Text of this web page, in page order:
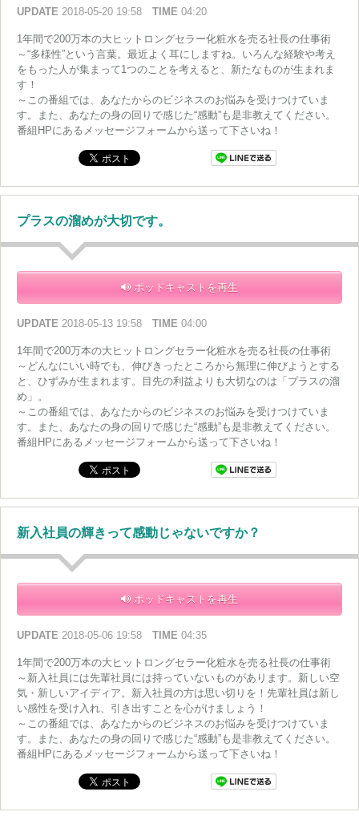
UPDATE 2018-05-20 19:58 TIME 04:20
1年間で200万本の大ヒットロングセラー化粧水を売る社長の仕事術
～“多様性”という言葉。最近よく耳にしますね。いろんな経験や考え
をもった人が集まって1つのことを考えると、新たなものが生まれま
す！
～この番組では、あなたからのビジネスのお悩みを受けつけていま
す。また、あなたの身の回りで感じた“感動”も是非教えてください。
番組HPにあるメッセージフォームから送って下さいね！
プラスの溜めが大切です。
ポッドキャストを再生
UPDATE 2018-05-13 19:58 TIME 04:00
1年間で200万本の大ヒットロングセラー化粧水を売る社長の仕事術
～どんなにいい時でも、伸びきったところから無理に伸びようとする
と、ひずみが生まれます。目先の利益よりも大切なのは「プラスの溜
め」。
～この番組では、あなたからのビジネスのお悩みを受けつけていま
す。また、あなたの身の回りで感じた“感動”も是非教えてください。
番組HPにあるメッセージフォームから送って下さいね！
新入社員の輝きって感動じゃないですか？
ポッドキャストを再生
UPDATE 2018-05-06 19:58 TIME 04:35
1年間で200万本の大ヒットロングセラー化粧水を売る社長の仕事術
～新入社員には先輩社員には持っていないものがあります。新しい空
気・新しいアイディア。新入社員の方は思い切りを！先輩社員は新し
い感性を受け入れ、引き出すことを心がけましょう！
～この番組では、あなたからのビジネスのお悩みを受けつけていま
す。また、あなたの身の回りで感じた“感動”も是非教えてください。
番組HPにあるメッセージフォームから送って下さいね！